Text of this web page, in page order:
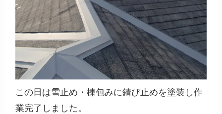
この日は雪止め・棟包みに錆び止めを塗装し作
業完了しました。